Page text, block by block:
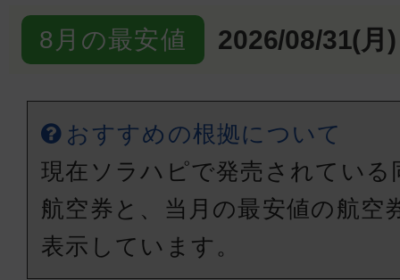
8月の最安値 2026/08/31(月)
おすすめの根拠について
現在ソラハピで発売されている
航空券と、当月の最安値の航空
表示しています。